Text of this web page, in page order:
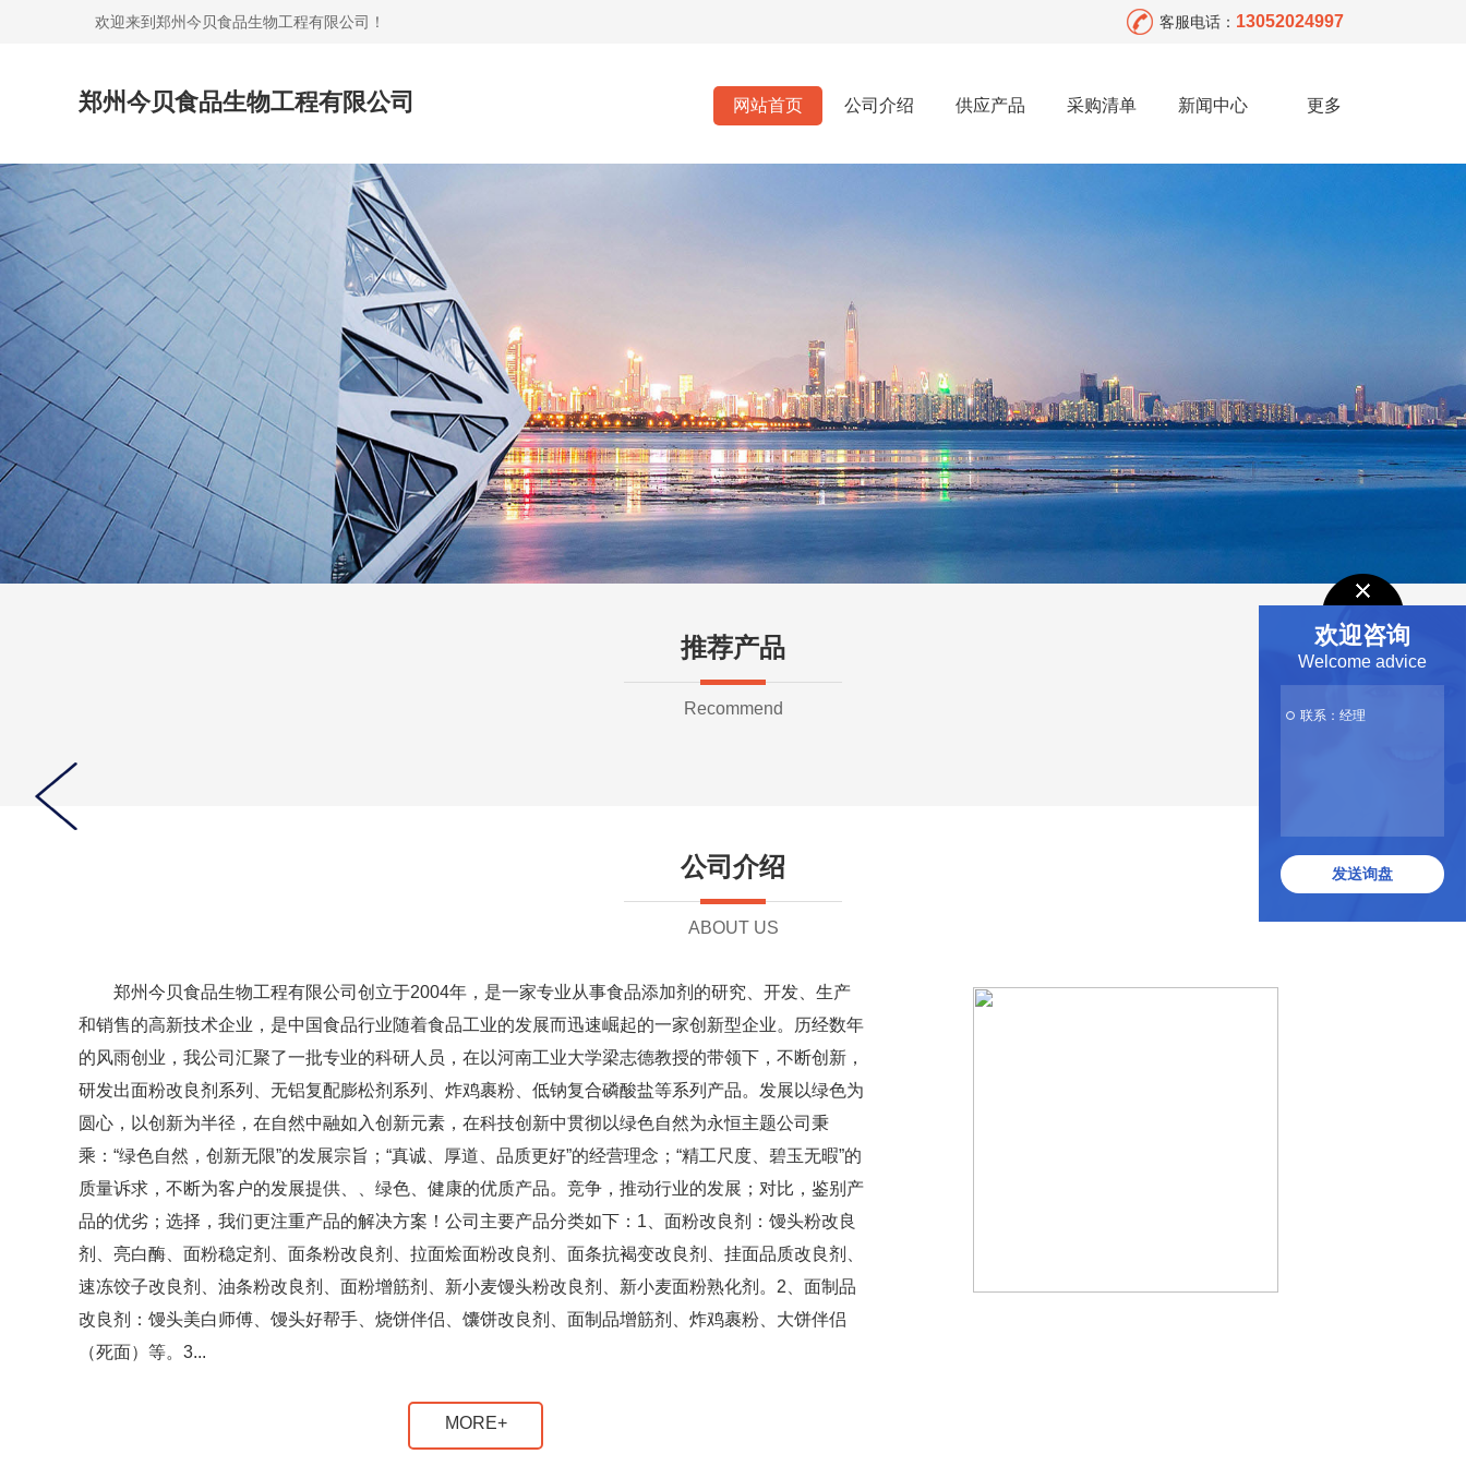
欢迎来到郑州今贝食品生物工程有限公司！ 客服电话： 13052024997
郑州今贝食品生物工程有限公司 网站首页 公司介绍 供应产品 采购清单 新闻中心 更多
推荐产品
Recommend
公司介绍
ABOUT US
郑州今贝食品生物工程有限公司创立于2004年，是一家专业从事食品添加剂的研究、开发、生产
和销售的高新技术企业，是中国食品行业随着食品工业的发展而迅速崛起的一家创新型企业。历经数年
的风雨创业，我公司汇聚了一批专业的科研人员，在以河南工业大学梁志德教授的带领下，不断创新，
研发出面粉改良剂系列、无铝复配膨松剂系列、炸鸡裹粉、低钠复合磷酸盐等系列产品。发展以绿色为
圆心，以创新为半径，在自然中融如入创新元素，在科技创新中贯彻以绿色自然为永恒主题公司秉
乘：“绿色自然，创新无限”的发展宗旨；“真诚、厚道、品质更好”的经营理念；“精工尺度、碧玉无暇”的
质量诉求，不断为客户的发展提供、、绿色、健康的优质产品。竞争，推动行业的发展；对比，鉴别产
品的优劣；选择，我们更注重产品的解决方案！公司主要产品分类如下：1、面粉改良剂：馒头粉改良
剂、亮白酶、面粉稳定剂、面条粉改良剂、拉面烩面粉改良剂、面条抗褐变改良剂、挂面品质改良剂、
速冻饺子改良剂、油条粉改良剂、面粉增筋剂、新小麦馒头粉改良剂、新小麦面粉熟化剂。2、面制品
改良剂：馒头美白师傅、馒头好帮手、烧饼伴侣、馕饼改良剂、面制品增筋剂、炸鸡裹粉、大饼伴侣
（死面）等。3...
MORE+
欢迎咨询
Welcome advice
联系：经理
发送询盘